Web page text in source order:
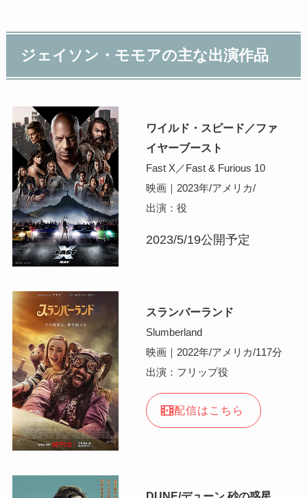
ジェイソン・モモアの主な出演作品
ワイルド・スピード／ファ
イヤーブースト
Fast X／Fast & Furious 10
映画｜2023年/アメリカ/
出演：役
2023/5/19公開予定
スランバーランド
Slumberland
映画｜2022年/アメリカ/117分
出演：フリップ役
配信はこちら